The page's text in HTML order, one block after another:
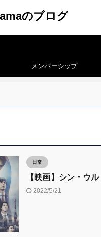
のブログ
メンバーシップ
日常
【映画】シン・ウ
2022/5/21